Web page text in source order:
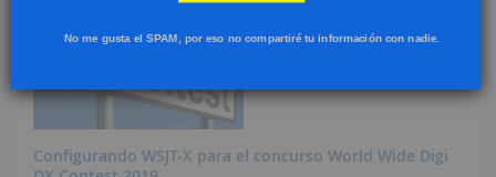
Configurando WSJT-X para el concurso World Wide Digi
No me gusta el SPAM, por eso no compartiré tu información con nadie.